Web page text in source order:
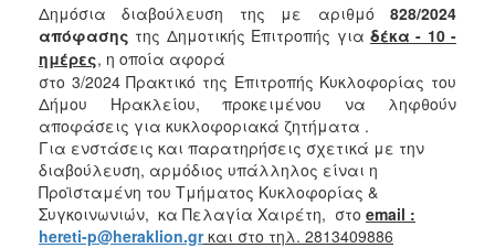
Δημόσια διαβούλευση της με αριθμό 828/2024
απόφασης της Δημοτικής Επιτροπής για δέκα - 10 -
ημέρες, η οποία αφορά
στο 3/2024 Πρακτικό της Επιτροπής Κυκλοφορίας του
Δήμου Ηρακλείου, προκειμένου να ληφθούν
αποφάσεις για κυκλοφοριακά ζητήματα .
Για ενστάσεις και παρατηρήσεις σχετικά με την
διαβούλευση, αρμόδιος υπάλληλος είναι η
Προϊσταμένη του Τμήματος Κυκλοφορίας &
Συγκοινωνιών, κα Πελαγία Χαιρέτη, στο email :
hereti-p@heraklion.gr και στο τηλ. 2813409886